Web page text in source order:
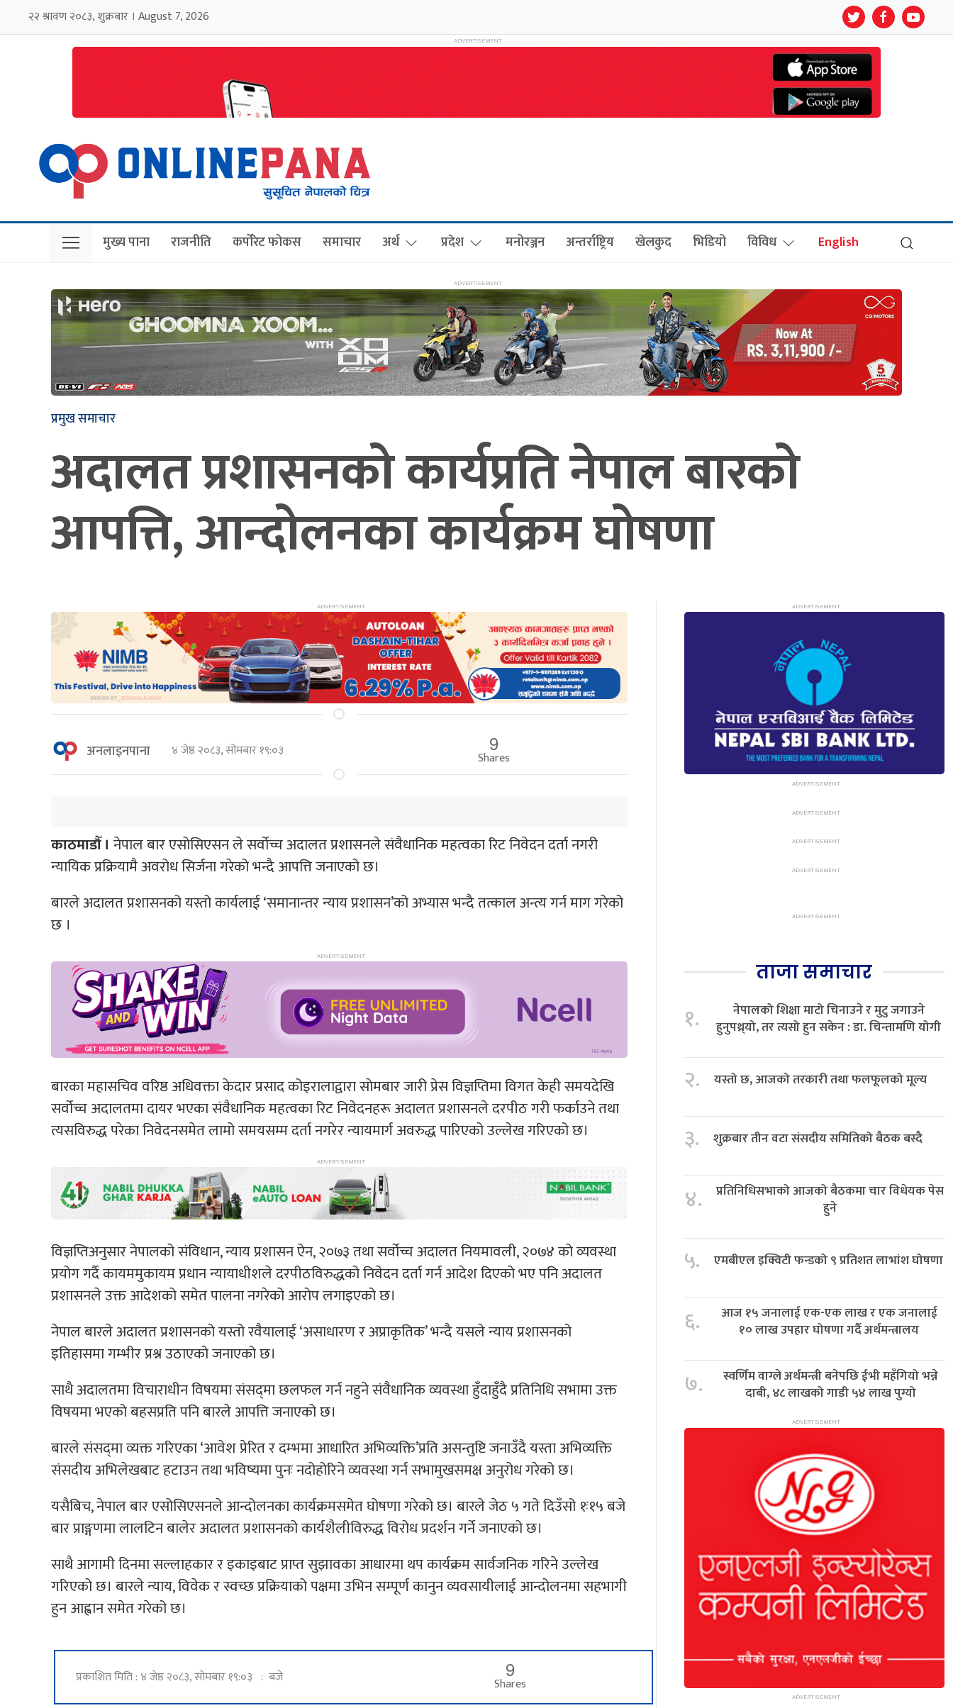
२२ श्रावण २०८३, शुक्रबार । August 7, 2026
मुख्य पाना राजनीति कर्पोरेट फोकस समाचार अर्थ प्रदेश मनोरञ्जन अन्तर्राष्ट्रिय खेलकुद भिडियो विविध English
प्रमुख समाचार
अदालत प्रशासनको कार्यप्रति नेपाल बारको
आपत्ति, आन्दोलनका कार्यक्रम घोषणा
अनलाइनपाना ४ जेष्ठ २०८३, सोमबार १९:०३ 9
Shares
काठमाडौँ । नेपाल बार एसोसिएसन ले सर्वोच्च अदालत प्रशासनले संवैधानिक महत्वका रिट निवेदन दर्ता नगरी
न्यायिक प्रक्रियामै अवरोध सिर्जना गरेको भन्दै आपत्ति जनाएको छ।
बारले अदालत प्रशासनको यस्तो कार्यलाई ‘समानान्तर न्याय प्रशासन’को अभ्यास भन्दै तत्काल अन्त्य गर्न माग गरेको
छ ।
बारका महासचिव वरिष्ठ अधिवक्ता केदार प्रसाद कोइरालाद्वारा साेमबार जारी प्रेस विज्ञप्तिमा विगत केही समयदेखि
सर्वोच्च अदालतमा दायर भएका संवैधानिक महत्वका रिट निवेदनहरू अदालत प्रशासनले दरपीठ गरी फर्काउने तथा
त्यसविरुद्ध परेका निवेदनसमेत लामो समयसम्म दर्ता नगरेर न्यायमार्ग अवरुद्ध पारिएको उल्लेख गरिएको छ।
विज्ञप्तिअनुसार नेपालको संविधान, न्याय प्रशासन ऐन, २०७३ तथा सर्वोच्च अदालत नियमावली, २०७४ को व्यवस्था
प्रयोग गर्दै कायममुकायम प्रधान न्यायाधीशले दरपीठविरुद्धको निवेदन दर्ता गर्न आदेश दिएको भए पनि अदालत
प्रशासनले उक्त आदेशको समेत पालना नगरेको आरोप लगाइएको छ।
नेपाल बारले अदालत प्रशासनको यस्तो रवैयालाई ‘असाधारण र अप्राकृतिक’ भन्दै यसले न्याय प्रशासनको
इतिहासमा गम्भीर प्रश्न उठाएको जनाएको छ।
साथै अदालतमा विचाराधीन विषयमा संसद्‌मा छलफल गर्न नहुने संवैधानिक व्यवस्था हुँदाहुँदै प्रतिनिधि सभामा उक्त
विषयमा भएको बहसप्रति पनि बारले आपत्ति जनाएको छ।
बारले संसद्‌मा व्यक्त गरिएका ‘आवेश प्रेरित र दम्भमा आधारित अभिव्यक्ति’प्रति असन्तुष्टि जनाउँदै यस्ता अभिव्यक्ति
संसदीय अभिलेखबाट हटाउन तथा भविष्यमा पुनः नदोहोरिने व्यवस्था गर्न सभामुखसमक्ष अनुरोध गरेको छ।
यसैबिच, नेपाल बार एसोसिएसनले आन्दोलनका कार्यक्रमसमेत घोषणा गरेको छ। बारले जेठ ५ गते दिउँसो १ः१५ बजे
बार प्राङ्गणमा लालटिन बालेर अदालत प्रशासनको कार्यशैलीविरुद्ध विरोध प्रदर्शन गर्ने जनाएको छ।
साथै आगामी दिनमा सल्लाहकार र इकाइबाट प्राप्त सुझावका आधारमा थप कार्यक्रम सार्वजनिक गरिने उल्लेख
गरिएको छ। बारले न्याय, विवेक र स्वच्छ प्रक्रियाको पक्षमा उभिन सम्पूर्ण कानुन व्यवसायीलाई आन्दोलनमा सहभागी
हुन आह्वान समेत गरेको छ।
प्रकाशित मिति : ४ जेष्ठ २०८३, सोमबार १९:०३ : बजे 9
Shares
ताजा समाचार
१.
नेपालको शिक्षा माटो चिनाउने र मुटु जगाउने
हुनुपथ्र्यो, तर त्यसो हुन सकेन : डा. चिन्तामणि योगी
२. यस्तो छ, आजको तरकारी तथा फलफूलको मूल्य
३. शुक्रबार तीन वटा संसदीय समितिको बैठक बस्दै
४.
प्रतिनिधिसभाको आजको बैठकमा चार विधेयक पेस
हुने
५. एमबीएल इक्विटी फन्डको ९ प्रतिशत लाभांश घोषणा
६.
आज १५ जनालाई एक-एक लाख र एक जनालाई
१० लाख उपहार घोषणा गर्दै अर्थमन्त्रालय
७.
स्वर्णिम वाग्ले अर्थमन्त्री बनेपछि ईभी महँगियो भन्ने
दाबी, ४८ लाखको गाडी ५४ लाख पुग्यो